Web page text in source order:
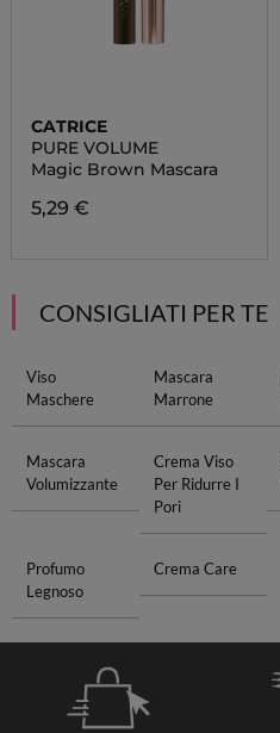
CATRICE
PURE VOLUME
Magic Brown Mascara
5,29 €
CONSIGLIATI PER TE
Viso
Maschere
Mascara
Marrone
Mascara
Volumizzante
Crema Viso
Per Ridurre I
Pori
Profumo
Legnoso
Crema Care